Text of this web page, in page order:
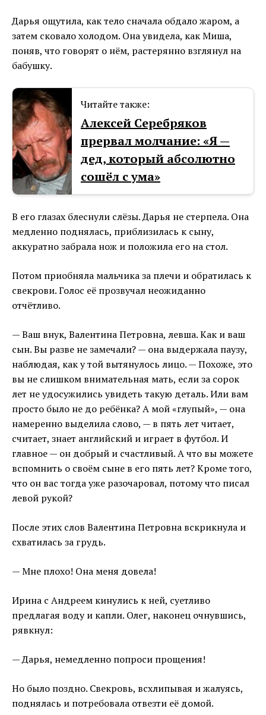
Дарья ощутила, как тело сначала обдало жаром, а
затем сковало холодом. Она увидела, как Миша,
поняв, что говорят о нём, растерянно взглянул на
бабушку.
Читайте также:
Алексей Серебряков
прервал молчание: «Я —
дед, который абсолютно
сoшёл с yмa»
В его глазах блеснули слёзы. Дарья не стерпела. Она
медленно поднялась, приблизилась к сыну,
аккуратно забрала нож и положила его на стол.
Потом приобняла мальчика за плечи и обратилась к
свекрови. Голос её прозвучал неожиданно
отчётливо.
— Ваш внук, Валентина Петровна, левша. Как и ваш
сын. Вы разве не замечали? — она выдержала паузу,
наблюдая, как у той вытянулось лицо. — Похоже, это
вы не слишком внимательная мать, если за сорок
лет не удосужились увидеть такую деталь. Или вам
просто было не до ребёнка? А мой «глупый», — она
намеренно выделила слово, — в пять лет читает,
считает, знает английский и играет в футбол. И
главное — он добрый и счастливый. А что вы можете
вспомнить о своём сыне в его пять лет? Кроме того,
что он вас тогда уже разочаровал, потому что писал
левой рукой?
После этих слов Валентина Петровна вскрикнула и
схватилась за грудь.
— Мне плохо! Она меня довела!
Ирина с Андреем кинулись к ней, суетливо
предлагая воду и капли. Олег, наконец очнувшись,
рявкнул:
— Дарья, немедленно попроси прощения!
Но было поздно. Свекровь, всхлипывая и жалуясь,
поднялась и потребовала отвезти её домой.